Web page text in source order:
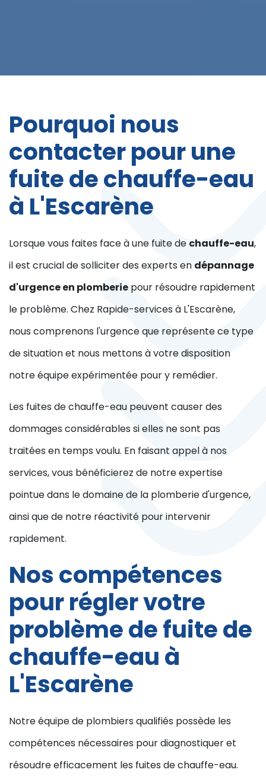
Pourquoi nous
contacter pour une
fuite de chauffe-eau
à L'Escarène
Lorsque vous faites face à une fuite de chauffe-eau,
il est crucial de solliciter des experts en dépannage
d'urgence en plomberie pour résoudre rapidement
le problème. Chez Rapide-services à L'Escarène,
nous comprenons l'urgence que représente ce type
de situation et nous mettons à votre disposition
notre équipe expérimentée pour y remédier.
Les fuites de chauffe-eau peuvent causer des
dommages considérables si elles ne sont pas
traitées en temps voulu. En faisant appel à nos
services, vous bénéficierez de notre expertise
pointue dans le domaine de la plomberie d'urgence,
ainsi que de notre réactivité pour intervenir
rapidement.
Nos compétences
pour régler votre
problème de fuite de
chauffe-eau à
L'Escarène
Notre équipe de plombiers qualifiés possède les
compétences nécessaires pour diagnostiquer et
résoudre efficacement les fuites de chauffe-eau.